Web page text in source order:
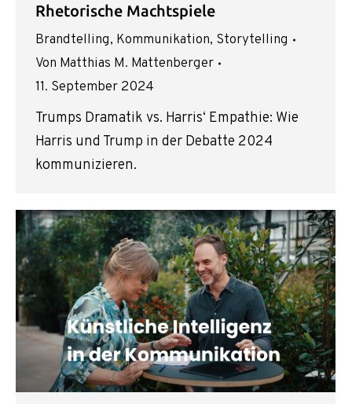
Rhetorische Machtspiele
Brandtelling, Kommunikation, Storytelling
Von Matthias M. Mattenberger
11. September 2024
Trumps Dramatik vs. Harris‘ Empathie: Wie
Harris und Trump in der Debatte 2024
kommunizieren.